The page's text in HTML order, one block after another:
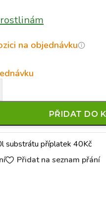
na objednávku
PŘIDAT DO
substrátu příplatek 40Kč
Přidat na seznam přání